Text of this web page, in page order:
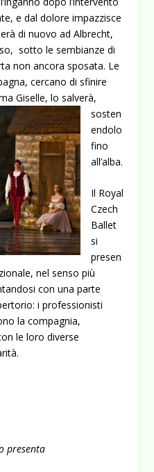
e dal dolore impazzisce
di nuovoad Albrecht,
sotto le sembianze di
non ancora sposata. Le
cercano di sfinire
Giselle, losalverà,
sosten
endolo
fino
all’alba.
Il Royal
Czech
Ballet
si
presen
nel senso più
con una parte
i professionisti
la compagnia,
le loro diverse
presenta